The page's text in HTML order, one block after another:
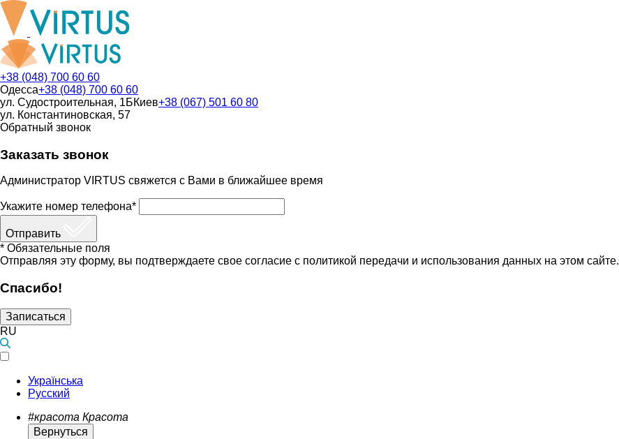
+38 (048) 700 60 60
Одесса+38 (048) 700 60 60
ул. Судостроительная, 1БКиев+38 (067) 501 60 80
ул. Константиновская, 57
Обратный звонок
Заказать звонок
Администратор VIRTUS свяжется с Вами в ближайшее время
Укажите номер телефона*
Отправить
* Обязательные поля
Отправляя эту форму, вы подтверждаете свое согласие с политикой передачи и использования данных на этом сайте.
Спасибо!
Записаться
RU
Українська
Русский
#красота Красота
Вернуться